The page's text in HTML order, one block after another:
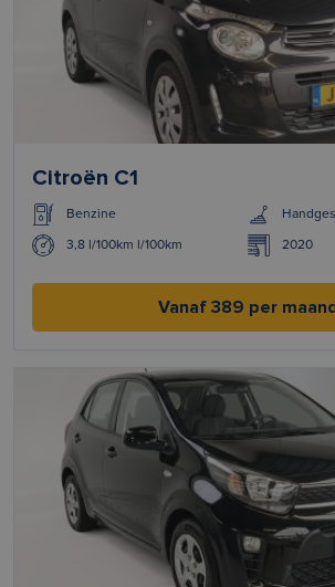
Citroën C1
Benzine
3,8 l/100km l/100km 2020
Vanaf 389 per maand